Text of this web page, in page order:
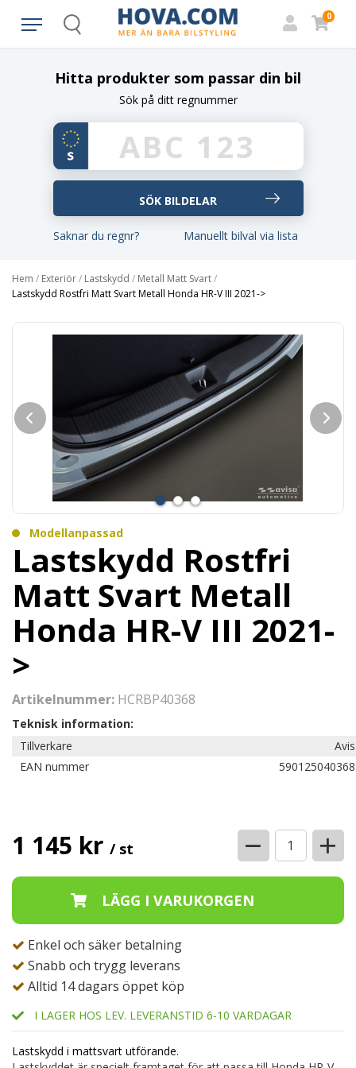
Search
0
Hitta produkter som passar din bil
Sök på ditt regnummer
Saknar du regnr? Manuellt bilval via lista
Hem / Exteriör/ Lastskydd / Metall Matt Svart/
Lastskydd Rostfri Matt Svart Metall Honda HR-V III 2021->
Modellanpassad
Lastskydd Rostfri
Matt Svart Metall
Honda HR-V III 2021-
>
Artikelnummer: HCRBP40368
Teknisk information:
Tillverkare
EAN nummer
1 145 kr / st − +
Enkel och säker betalning
Snabb och trygg leverans
Alltid 14 dagars öppet köp
I LAGER HOS LEV. LEVERANSTID 6-10 VARDAGAR
Lastskydd i mattsvart utförande.